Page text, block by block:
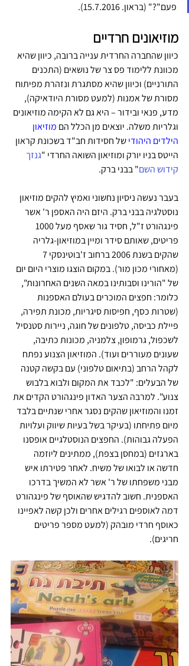
פעם"?" (בראון. 15.7.2016).
מוזיאונים חרדיים
כיוון שהחברה החרדית ענייה ברובה, כיוון שהיא
מכוונת ללימוד פס צר של נושאים (התכנים
התורניים) וכיוון שהיא מסתגרת ונזהרת מפיתוח
מסורת של אמנות (למעט מסורת היודאיקה),
מדע, פנאי ובידור – היא גם לא הקימה מוזיאונים
וגלריות משלה. יוצאים מן הכלל הם מוזיאון
הילדים היהודישל חסידות חב"ד בשכונת קראון
הייטס בניו יורק ומוזיאון השואה החרדי "גנזך
קידוש השם" בבני ברק.
בעבר נעשה ניסיון נחשוני ואמיץ להקים מוזיאון
נוסטלגיה בבני ברק. היזם היה האספן ר' אשר
פריטים, שאותם סידר ומיין במוזיאון-גלריה
(מאחורי מכון מור). במקום הוצגו מוצרי היום יום
של "הורינו וסבותינו במאה השנים האחרונות",
כלומר: חפצים המוכרים בעולם האספנות
(שטרות כסף, חפיסות סיגריות, מכונת תפירה,
פיילת כביסה, טלפונים של חוגה, ניירות סטנסיל
לשכפול, גרמופון, צלמניה, מכונות כתיבה,
שעונים מעוררים ועוד). המוזיאון הצנוע נפתח
לקהל הרחב (בתיאום טלפוני) עם בקשה קטנה
של הבעלים: "לכבד את המקום ולבוא בלבוש
צנוע". למרבה הצער האדון פינגהורט הקדים את
זמנו והמוזיאון שהקים נסגר אחרי שנתיים בלבד
מיום פתיחתו (בעיקר בשל בעיות שיווק ועלויות
הפעלה גבוהות). החפצים הנוסטלגיים אופסנו
בארגזים (במחסן בצפת), ממתינים ליוזמה
חדשה או לבואו של משיח. לאחר פטירתו איש
מבני משפחתו של ר' אשר לא המשיך בדרכו
האספנית. חשוב להדגיש שהאוסף של פינגהורט
דמה לאוספים רגילים אחרים ולכן קשה לאפיינו
כאוסף חרדי מובהק (למעט מספר פריטים
חריגים).